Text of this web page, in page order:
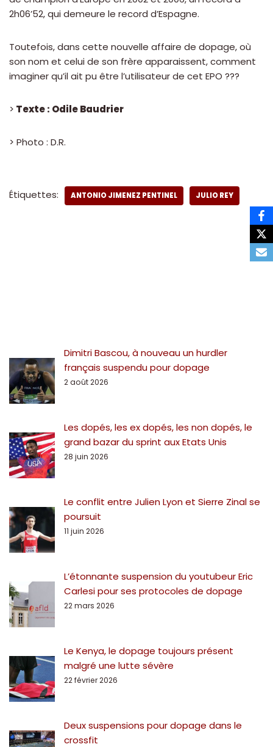
2h06’52, qui demeure le record d’Espagne.
Toutefois, dans cette nouvelle affaire de dopage, où
son nom et celui de son frère apparaissent, comment
imaginer qu’il ait pu être l’utilisateur de cet EPO ???
> Texte : Odile Baudrier
> Photo : D.R.
Étiquettes: ANTONIO JIMENEZ PENTINEL JULIO REY
Dimitri Bascou, à nouveau un hurdler
français suspendu pour dopage
2 août 2026
Les dopés, les ex dopés, les non dopés, le
grand bazar du sprint aux Etats Unis
28 juin 2026
Le conflit entre Julien Lyon et Sierre Zinal se
poursuit
11 juin 2026
L’étonnante suspension du youtubeur Eric
Carlesi pour ses protocoles de dopage
22 mars 2026
Le Kenya, le dopage toujours présent
malgré une lutte sévère
22 février 2026
Deux suspensions pour dopage dans le
crossfit